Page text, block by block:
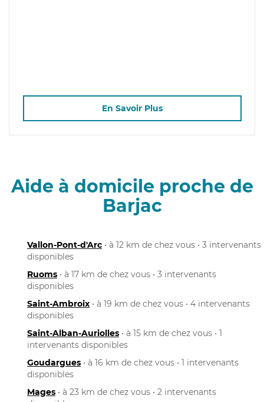
En Savoir Plus
Aide à domicile proche de
Barjac
Vallon-Pont-d'Arc • à 12 km de chez vous • 3 intervenants
disponibles
Ruoms • à 17 km de chez vous • 3 intervenants
disponibles
Saint-Ambroix • à 19 km de chez vous • 4 intervenants
disponibles
Saint-Alban-Auriolles • à 15 km de chez vous • 1
intervenants disponibles
Goudargues • à 16 km de chez vous • 1 intervenants
disponibles
Mages • à 23 km de chez vous • 2 intervenants